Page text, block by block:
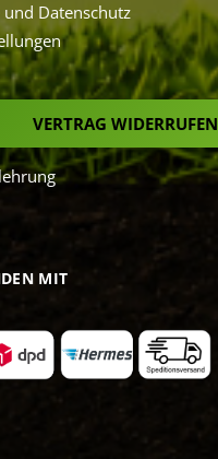
Datenschutz
VERTRAG WIDERRUFEN
MIT